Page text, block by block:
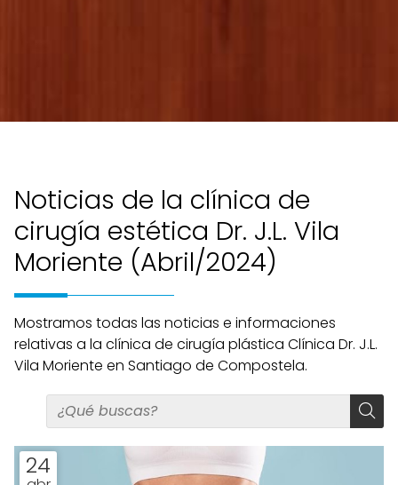
Noticias de la clínica de
cirugía estética Dr. J.L. Vila
Moriente (Abril/2024)
Mostramos todas las noticias e informaciones
relativas a la clínica de cirugía plástica Clínica Dr. J.L.
Vila Moriente en Santiago de Compostela.
24